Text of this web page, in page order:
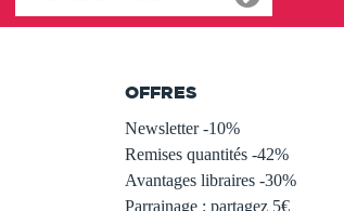
OFFRES
Newsletter -10%
Remises quantités -42%
Avantages libraires -30%
Parrainage : partagez 5€